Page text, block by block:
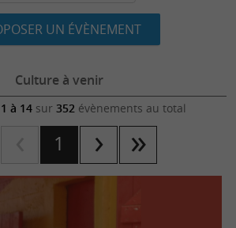
UN ÉVÈNEMENT
Culture à venir
1 à 14sur 352évènements au total
1